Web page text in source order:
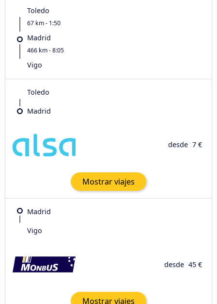
Toledo
67 km - 1:50
Madrid
466 km - 8:05
Vigo
Toledo
Madrid
desde 7 €
Mostrar viajes
Madrid
Vigo
desde 45 €
Mostrar viajes